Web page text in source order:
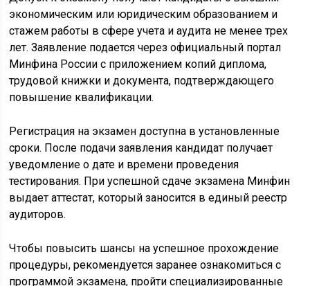
экономическим или юридическим образованием и
стажем работы в сфере учета и аудита не менее трех
лет. Заявление подается через официальный портал
Минфина России с приложением копий диплома,
трудовой книжки и документа, подтверждающего
повышение квалификации.
Регистрация на экзамен доступна в установленные
сроки. После подачи заявления кандидат получает
уведомление о дате и времени проведения
тестирования. При успешной сдаче экзамена Минфин
выдает аттестат, который заносится в единый реестр
аудиторов.
Чтобы повысить шансы на успешное прохождение
процедуры, рекомендуется заранее ознакомиться с
программой экзамена, пройти специализированные